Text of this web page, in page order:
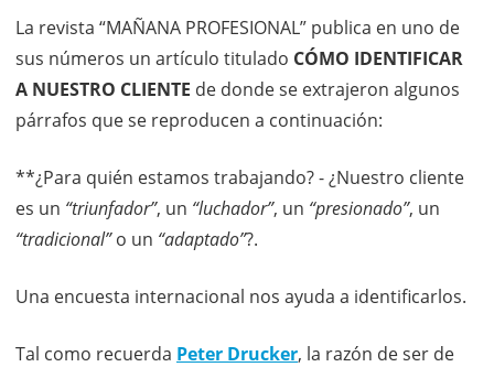
La revista “MAÑANA PROFESIONAL” publica en uno de
sus números un artículo titulado CÓMO IDENTIFICAR
A NUESTRO CLIENTE de donde se extrajeron algunos
párrafos que se reproducen a continuación:
**¿Para quién estamos trabajando? - ¿Nuestro cliente
es un “triunfador”, un “luchador”, un “presionado”, un
“tradicional”o un “adaptado”?.
Una encuesta internacional nos ayuda a identificarlos.
Tal como recuerda Peter Drucker, la razón de ser de